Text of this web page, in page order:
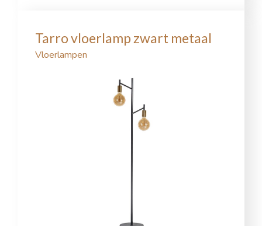
Tarro vloerlamp zwart metaal
Vloerlampen